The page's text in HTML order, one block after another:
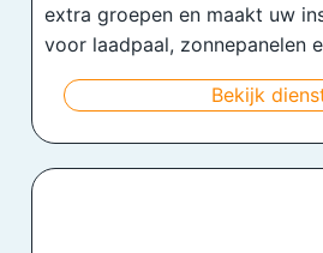
extra groepen en maakt uw
voor laadpaal, zonnepanelen
Bekijk